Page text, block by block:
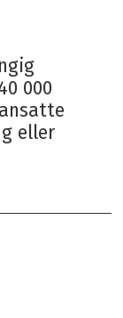
000
eller